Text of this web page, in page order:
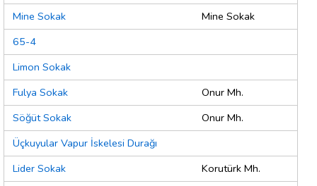
Mine Sokak
Mine Sokak
65-4
Limon Sokak
Fulya Sokak
Onur Mh.
Söğüt Sokak
Onur Mh.
Üçkuyular Vapur İskelesi Durağı
Lider Sokak
Korutürk Mh.